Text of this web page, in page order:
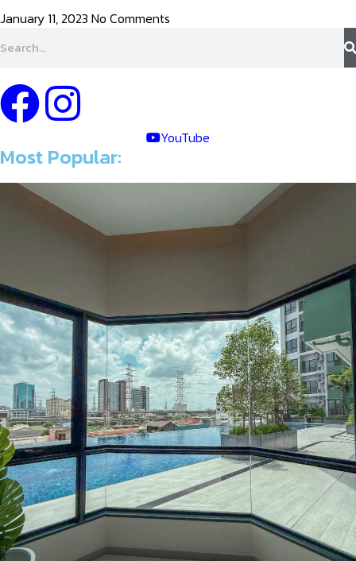
January 11, 2023 No Comments
YouTube
Most Popular: